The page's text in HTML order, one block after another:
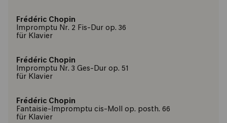
Frédéric Chopin
Impromptu Nr. 2 Fis-Dur op. 36
für Klavier
Frédéric Chopin
Impromptu Nr. 3 Ges-Dur op. 51
für Klavier
Frédéric Chopin
Fantaisie-Impromptu cis-Moll op. posth. 66
für Klavier